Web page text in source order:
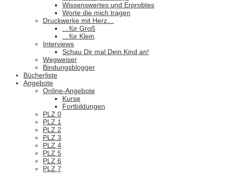
Wissenswertes und Erprobtes
Worte die mich tragen
Druckwerke mit Herz…
…für Groß
…für Klein
Interviews
Schau Dir mal Dein Kind an!
Wegweiser
Bindungsblogger
Bücherliste
Angebote
Online-Angebote
Kurse
Fortbildungen
PLZ 0
PLZ 1
PLZ 2
PLZ 3
PLZ 4
PLZ 5
PLZ 6
PLZ 7